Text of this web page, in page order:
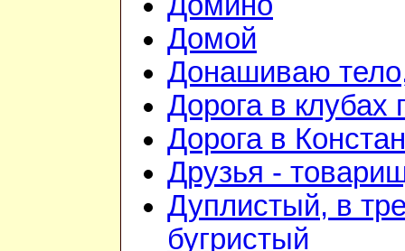
Домой
Донашиваю
Дорога в клубах
Дорога в
Друзья -
Дуплистый, в
бугристый